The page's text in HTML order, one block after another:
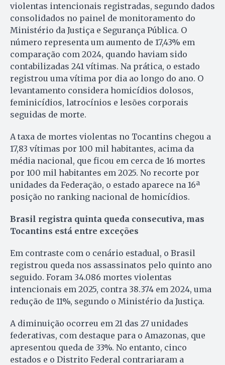
violentas intencionais registradas, segundo dados
consolidados no painel de monitoramento do
Ministério da Justiça e Segurança Pública. O
número representa um aumento de 17,43% em
comparação com 2024, quando haviam sido
contabilizadas 241 vítimas. Na prática, o estado
registrou uma vítima por dia ao longo do ano. O
levantamento considera homicídios dolosos,
feminicídios, latrocínios e lesões corporais
seguidas de morte.
A taxa de mortes violentas no Tocantins chegou a
17,83 vítimas por 100 mil habitantes, acima da
média nacional, que ficou em cerca de 16 mortes
por 100 mil habitantes em 2025. No recorte por
unidades da Federação, o estado aparece na 16ª
posição no ranking nacional de homicídios.
Brasil registra quinta queda consecutiva, mas
Tocantins está entre exceções
Em contraste com o cenário estadual, o Brasil
registrou queda nos assassinatos pelo quinto ano
seguido. Foram 34.086 mortes violentas
intencionais em 2025, contra 38.374 em 2024, uma
redução de 11%, segundo o Ministério da Justiça.
A diminuição ocorreu em 21 das 27 unidades
federativas, com destaque para o Amazonas, que
apresentou queda de 33%. No entanto, cinco
estados e o Distrito Federal contrariaram a